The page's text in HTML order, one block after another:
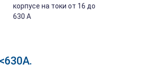
корпусе на токи от 16 до
630 A